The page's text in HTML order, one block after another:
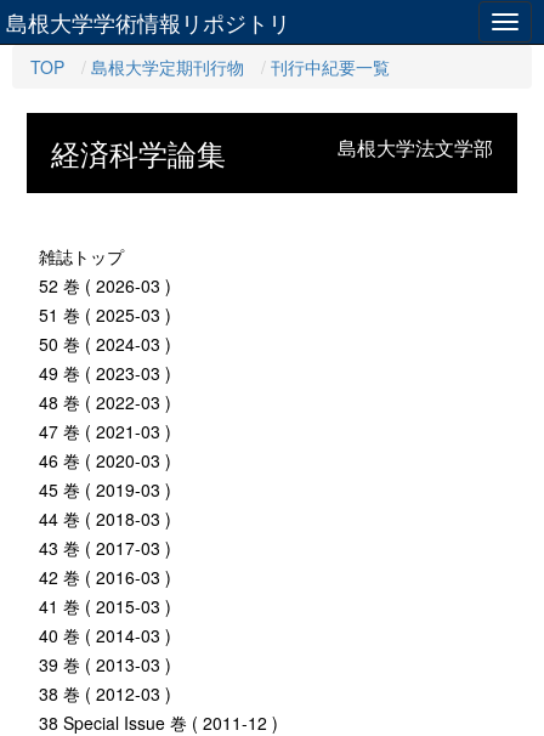
島根大学学術情報リポジトリ
TOP 島根大学定期刊行物 刊行中紀要一覧
島根大学法文学部
経済科学論集
雑誌トップ
52 巻 ( 2026-03 )
51 巻 ( 2025-03 )
50 巻 ( 2024-03 )
49 巻 ( 2023-03 )
48 巻 ( 2022-03 )
47 巻 ( 2021-03 )
46 巻 ( 2020-03 )
45 巻 ( 2019-03 )
44 巻 ( 2018-03 )
43 巻 ( 2017-03 )
42 巻 ( 2016-03 )
41 巻 ( 2015-03 )
40 巻 ( 2014-03 )
39 巻 ( 2013-03 )
38 巻 ( 2012-03 )
38 Special Issue 巻 ( 2011-12 )